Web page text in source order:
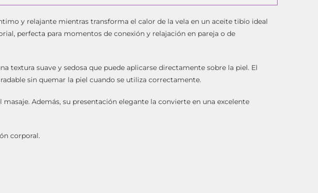
y relajante mientras transforma el calor de la vela en un aceite tibio ideal
perfecta para momentos de conexión y relajación en pareja o de
textura suave y sedosa que puede aplicarse directamente sobre la piel. El
sin quemar la piel cuando se utiliza correctamente.
Además, su presentación elegante la convierte en una excelente
corporal.